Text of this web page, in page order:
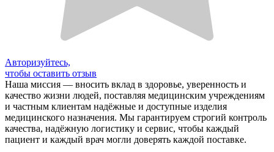
Авторизуйтесь,
чтобы оставить отзыв
Наша миссия — вносить вклад в здоровье, уверенность и
качество жизни людей, поставляя медицинским учреждениям
и частным клиентам надёжные и доступные изделия
медицинского назначения. Мы гарантируем строгий контроль
качества, надёжную логистику и сервис, чтобы каждый
пациент и каждый врач могли доверять каждой поставке.